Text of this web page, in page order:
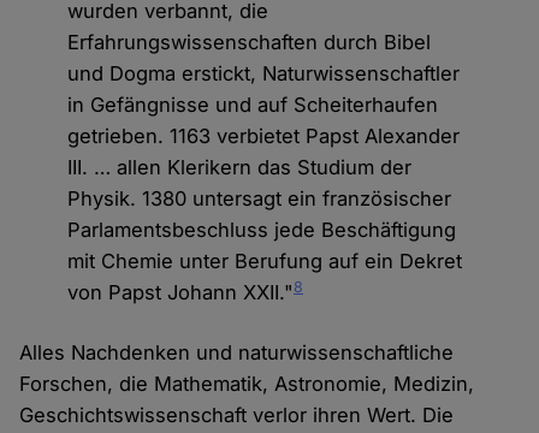
wurden verbannt, die
Erfahrungswissenschaften durch Bibel
und Dogma erstickt, Naturwissenschaftler
in Gefängnisse und auf Scheiterhaufen
getrieben. 1163 verbietet Papst Alexander
III. … allen Klerikern das Studium der
Physik. 1380 untersagt ein französischer
Parlamentsbeschluss jede Beschäftigung
mit Chemie unter Berufung auf ein Dekret
von Papst Johann XXII."8
Alles Nachdenken und naturwissenschaftliche
Forschen, die Mathematik, Astronomie, Medizin,
Geschichtswissenschaft verlor ihren Wert. Die